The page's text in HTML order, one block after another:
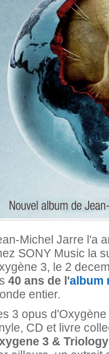
Michel Jarre l'a
SONY Music la
3, le 2
40 ans de l'album
entier.
3 opus
CD et livre
3 &